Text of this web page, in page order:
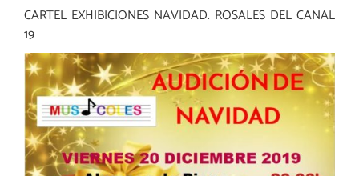
CARTEL EXHIBICIONES NAVIDAD. ROSALES DEL CANAL
19